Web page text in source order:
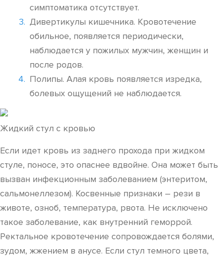
симптоматика отсутствует.
Дивертикулы кишечника. Кровотечение
обильное, появляется периодически,
наблюдается у пожилых мужчин, женщин и
после родов.
Полипы. Алая кровь появляется изредка,
болевых ощущений не наблюдается.
Жидкий стул с кровью
Если идет кровь из заднего прохода при жидком
стуле, поносе, это опаснее вдвойне. Она может быть
вызван инфекционным заболеванием (энтеритом,
сальмонеллезом). Косвенные признаки – рези в
животе, озноб, температура, рвота. Не исключено
такое заболевание, как внутренний геморрой.
Ректальное кровотечение сопровождается болями,
зудом, жжением в анусе. Если стул темного цвета,